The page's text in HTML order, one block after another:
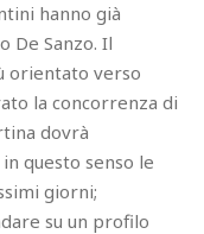
hanno già
De Sanzo. Il
orientato verso
la concorrenza di
dovrà
questo senso le
giorni;
su un profilo